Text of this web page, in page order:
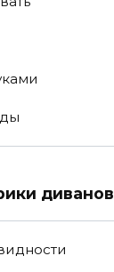
диванов